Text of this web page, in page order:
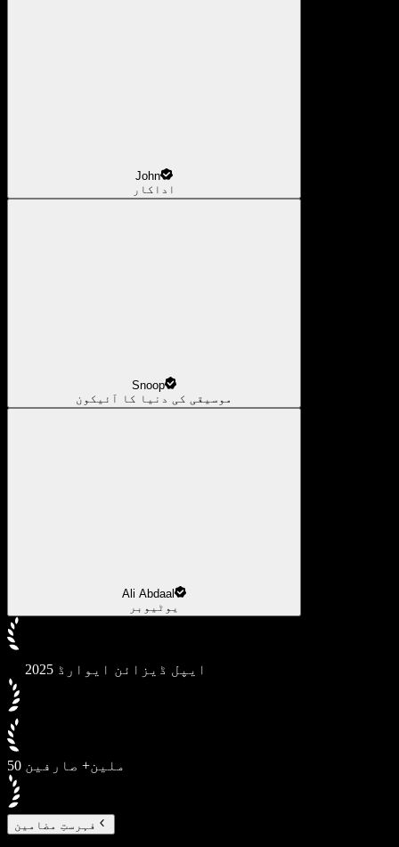
John
اداکار
Snoop
موسیقی کی دنیا کا آئیکون
Ali Abdaal
یوٹیوبر
2025 ایپل ڈیزائن ایوارڈ
50 ملین+ صارفین
فہرستِ مضامین